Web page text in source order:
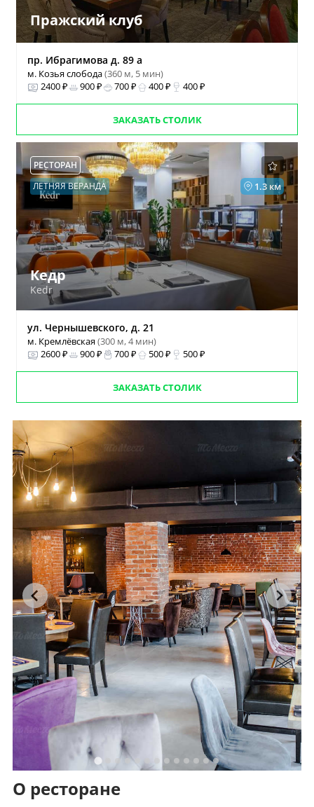
Пражский клуб
пр. Ибрагимова д. 89 а
м. Козья слобода(360 м, 5 мин)
2400 ₽
900 ₽ 700 ₽ 400 ₽ 400 ₽
ЗАКАЗАТЬ СТОЛИК
РЕСТОРАН
1.3 км
ЛЕТНЯЯ ВЕРАНДА
Кедр
Kedr
ул. Чернышевского, д. 21
м. Кремлёвская(300 м, 4 мин)
2600 ₽
900 ₽ 700 ₽ 500 ₽ 500 ₽
ЗАКАЗАТЬ СТОЛИК
О ресторане